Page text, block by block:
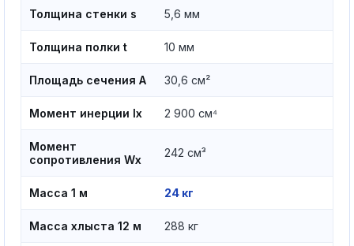
Толщина стенки s 5,6 мм
Толщина полки t 10 мм
Площадь сечения A 30,6 см²
Момент инерции Ix 2 900 см⁴
Момент
сопротивления Wx
242 см³
Масса 1 м 24 кг
Масса хлыста 12 м 288 кг